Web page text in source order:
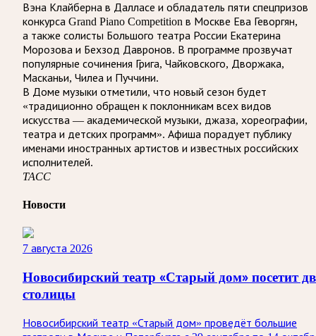
Вэна Клайберна в Далласе и обладатель пяти спецпризов
конкурса Grand Piano Competition в Москве Ева Геворгян,
а также солисты Большого театра России Екатерина
Морозова и Бехзод Давронов. В программе прозвучат
популярные сочинения Грига, Чайковского, Дворжака,
Масканьи, Чилеа и Пуччини.
В Доме музыки отметили, что новый сезон будет
«традиционно обращен к поклонникам всех видов
искусства — академической музыки, джаза, хореографии,
театра и детских программ». Афиша порадует публику
именами иностранных артистов и известных российских
исполнителей.
ТАСС
Новости
7 августа 2026
Новосибирский театр «Старый дом» посетит
столицы
Новосибирский театр «Старый дом» проведёт большие